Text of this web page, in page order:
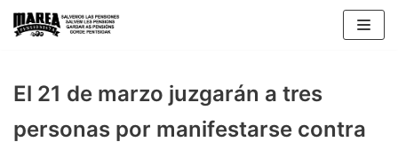
Skip
El 21 de marzo juzgarán a tres
personas por manifestarse contra